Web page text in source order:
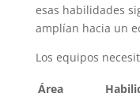
esas habilidades
amplían hacia un
Los equipos
Área